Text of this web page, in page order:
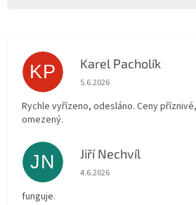
KP Karel Pacholík
Hodnocení obchodu je 4 z 5
5.6.2026
Rychle vyřízeno, odesláno. Ceny
omezený.
JN Jiří Nechvíl
Hodnocení obchodu je 5 z 5
4.6.2026
funguje.